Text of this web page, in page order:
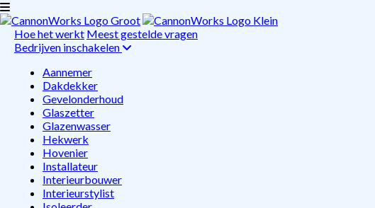
Hoe het werkt Meest gestelde vragen
Bedrijven inschakelen
Aannemer
Dakdekker
Gevelonderhoud
Glaszetter
Glazenwasser
Hekwerk
Hovenier
Installateur
Interieurbouwer
Interieurstylist